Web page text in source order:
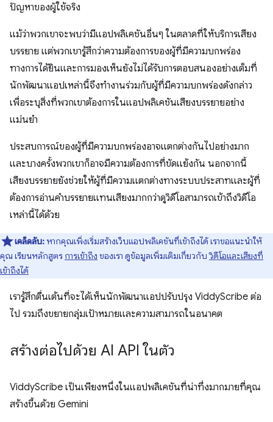
ปัญหาของผู้ใช้จริง
แม้ว่าพวกเขาจะพบว่ามีแอปพลิเคชันอื่นๆ ในตลาดที่ให้บริการเสียง
บรรยาย แต่พวกเขารู้สึกว่าความต้องการของผู้ที่มีความบกพร่อง
ทางการได้ยินและการมองเห็นยังไม่ได้รับการตอบสนองอย่างเต็มที่
นักพัฒนาแอปเหล่านี้จึงทำงานร่วมกับผู้ที่มีความบกพร่องดังกล่าว
เพื่อระบุสิ่งที่พวกเขาต้องการในแอปพลิเคชันเสียงบรรยายอย่าง
แม่นยำ
ประสบการณ์ของผู้ที่มีความบกพร่องอาจแตกต่างกันไปอย่างมาก
และบางครั้งพวกเขาก็อาจมีความต้องการที่ขัดแย้งกัน นอกจากนี้
เสียงบรรยายยังช่วยให้ผู้ที่มีความแตกต่างทางระบบประสาทและผู้ที่
ต้องการอ่านคำบรรยายแทนเสียงมากกว่าดูวิดีโอสามารถเข้าถึงวิดีโอ
เหล่านี้ได้ด้วย
เคล็ดลับ: หากคุณเพิ่งเริ่มสร้างเว็บแอปพลิเคชันที่เข้าถึงได้ เราขอแนะนำให้
คุณ เรียนหลักสูตร การเข้าถึง ของเรา ดูข้อมูลเพิ่มเติมเกี่ยวกับวิดีโอและเสียงที่
เข้าถึงได้
เรารู้สึกตื่นเต้นที่จะได้เห็นนักพัฒนาแอปปรับปรุง ViddyScribe ต่อ
ไป รวมถึงขยายกลุ่มเป้าหมายและความสามารถในอนาคต
สร้างต่อไปด้วย AI API ในตัว
ViddyScribe เป็นเพียงหนึ่งในแอปพลิเคชันที่น่าทึ่งมากมายที่คุณ
สร้างขึ้นด้วย Gemini